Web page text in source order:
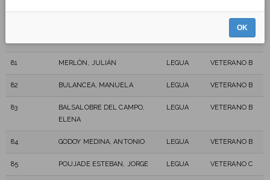
VETERANO B
81 MERLÓN, JULIÁN LEGUA VETERANO B
82 BULANCEA, MANUELA LEGUA VETERANO B
83
BALSALOBRE DEL CAMPO,
ELENA
LEGUA VETERANO B
84 GODOY MEDINA, ANTONIO LEGUA VETERANO B
85 POUJADE ESTEBAN, JORGE LEGUA VETERANO C
OK